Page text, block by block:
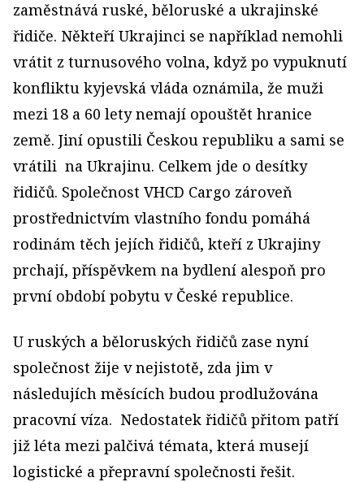
zaměstnává ruské, běloruské a ukrajinské
řidiče. Někteří Ukrajinci se například nemohli
vrátit z turnusového volna, když po vypuknutí
konfliktu kyjevská vláda oznámila, že muži
mezi 18 a 60 lety nemají opouštět hranice
země. Jiní opustili Českou republiku a sami se
vrátili na Ukrajinu. Celkem jde o desítky
řidičů. Společnost VHCD Cargo zároveň
prostřednictvím vlastního fondu pomáhá
rodinám těch jejích řidičů, kteří z Ukrajiny
prchají, příspěvkem na bydlení alespoň pro
první období pobytu v České republice.
U ruských a běloruských řidičů zase nyní
společnost žije v nejistotě, zda jim v
následujích měsících budou prodlužována
pracovní víza. Nedostatek řidičů přitom patří
již léta mezi palčivá témata, která musejí
logistické a přepravní společnosti řešit.